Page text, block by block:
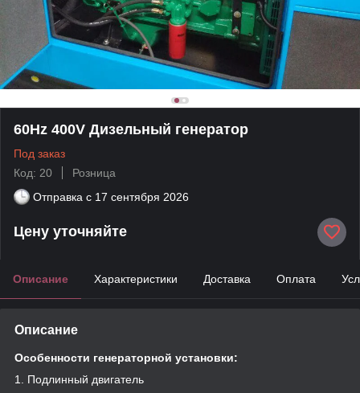
60Hz 400V Дизельный генератор
Под заказ
Код: 20
Розница
Отправка с 17 сентября 2026
Цену уточняйте
Описание Характеристики Доставка Оплата
Описание
Особенности генераторной установки:
1. Подлинный двигатель